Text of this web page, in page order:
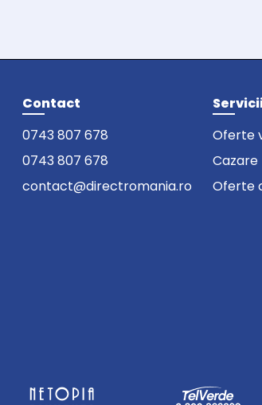
Contact
0743 807 678
0743 807 678
contact@directromania.ro
Oferte
Cazare
Oferte